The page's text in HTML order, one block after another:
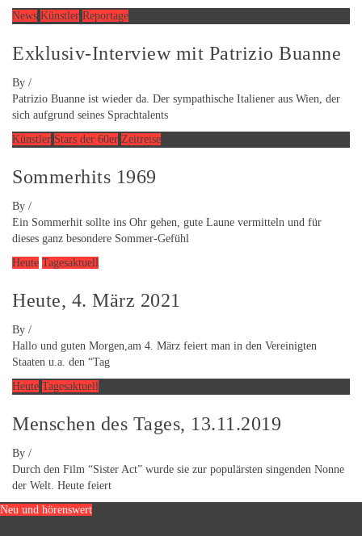
News Künstler Reportage
Exklusiv-Interview mit Patrizio Buanne
By /
Patrizio Buanne ist wieder da. Der sympathische Italiener aus Wien, der
sich aufgrund seines Sprachtalents
Künstler Stars der 60er Zeitreise
Sommerhits 1969
By /
Ein Sommerhit sollte ins Ohr gehen, gute Laune vermitteln und für
dieses ganz besondere Sommer-Gefühl
Heute Tagesaktuell
Heute, 4. März 2021
By /
Hallo und guten Morgen,am 4. März feiert man in den Vereinigten
Staaten u.a. den “Tag
Heute Tagesaktuell
Menschen des Tages, 13.11.2019
By /
Durch den Film “Sister Act” wurde sie zur populärsten singenden Nonne
der Welt. Heute feiert
Neu und hörenswert